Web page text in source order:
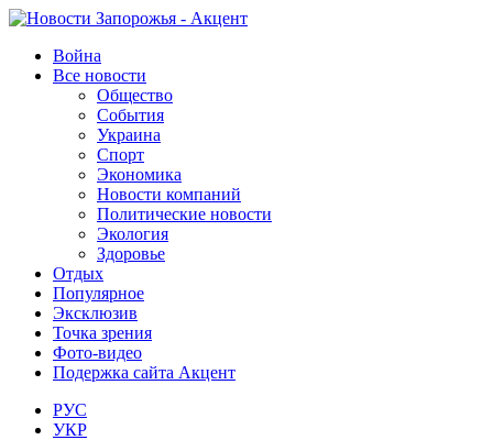
Война
Все новости
Общество
События
Украина
Спорт
Экономика
Новости компаний
Политические новости
Экология
Здоровье
Отдых
Популярное
Эксклюзив
Точка зрения
Фото-видео
Подержка сайта Акцент
РУС
УКР